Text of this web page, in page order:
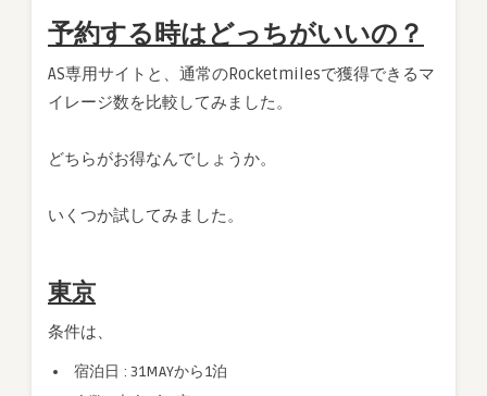
予約する時はどっちがいいの？
AS専用サイトと、通常のRocketmilesで獲得できるマ
イレージ数を比較してみました。
どちらがお得なんでしょうか。
いくつか試してみました。
東京
条件は、
宿泊日 : 31MAYから1泊